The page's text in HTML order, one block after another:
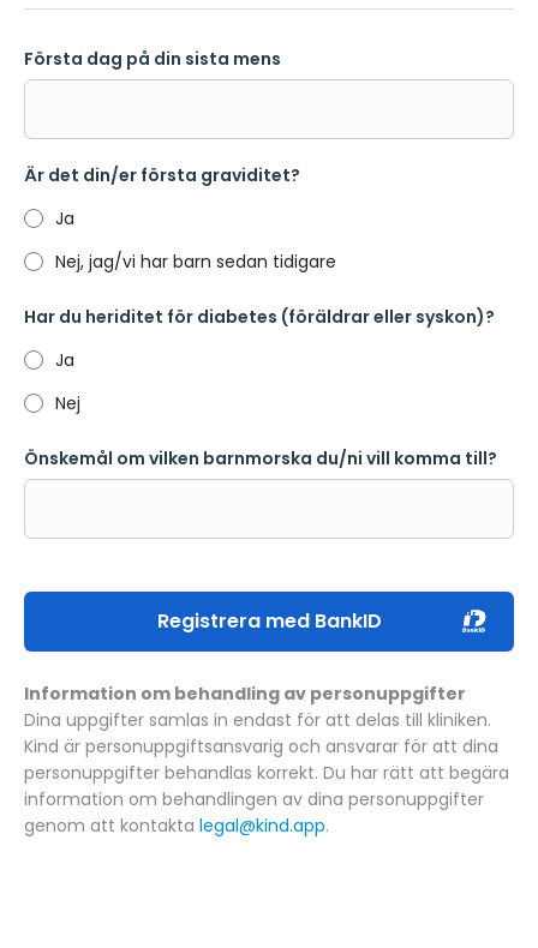
Första dag på din sista mens
Är det din/er första graviditet?
Ja
Nej, jag/vi har barn sedan tidigare
Har du heriditet för diabetes (föräldrar eller syskon)?
Ja
Nej
Önskemål om vilken barnmorska du/ni vill komma till?
Information om behandling av personuppgifter
Dina uppgifter samlas in endast för att delas till kliniken.
Kind är personuppgiftsansvarig och ansvarar för att dina
personuppgifter behandlas korrekt. Du har rätt att begära
information om behandlingen av dina personuppgifter
genom att kontakta legal@kind.app.